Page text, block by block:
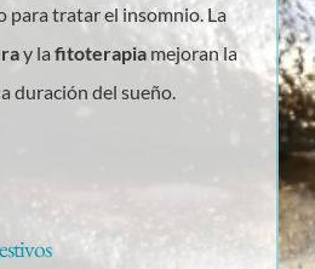
para tratar el insomnio. La
y la fitoterapia mejoran la
duración del sueño.